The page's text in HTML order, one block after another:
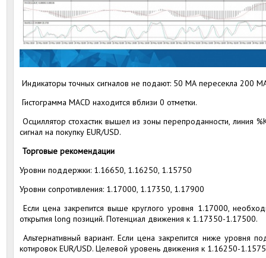
Индикаторы точных сигналов не подают: 50 МА пересекла 200
Гистограмма MACD находится вблизи 0 отметки.
Осциллятор стохастик вышел из зоны перепроданности, линия
сигнал на покупку EUR/USD.
Торговые рекомендации
Уровни поддержки: 1.16650, 1.16250, 1.15750
Уровни сопротивления: 1.17000, 1.17350, 1.17900
Если цена закрепится выше круглого уровня 1.17000,
открытия long позиций. Потенциал движения к 1.17350-1.17500.
Альтернативный вариант. Если цена закрепится ниже уровня
котировок EUR/USD. Целевой уровень движения к 1.16250-